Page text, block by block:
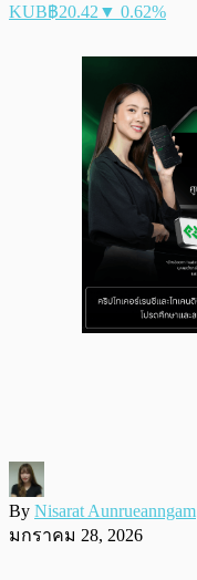
KUB฿20.42 ▼ 0.62%
By Nisarat Aunrueanngam
มกราคม 28, 2026